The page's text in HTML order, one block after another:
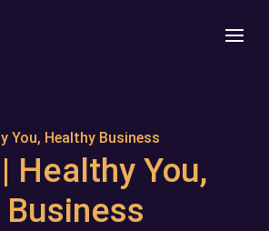
Healthy You,